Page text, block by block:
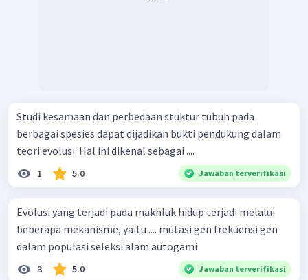
Studi kesamaan dan perbedaan stuktur tubuh pada
berbagai spesies dapat dijadikan bukti pendukung dalam
teori evolusi. Hal ini dikenal sebagai ....
1 5.0 Jawaban terverifikasi
Evolusi yang terjadi pada makhluk hidup terjadi melalui
beberapa mekanisme, yaitu .... mutasi gen frekuensi gen
dalam populasi seleksi alam autogami
3 5.0 Jawaban terverifikasi